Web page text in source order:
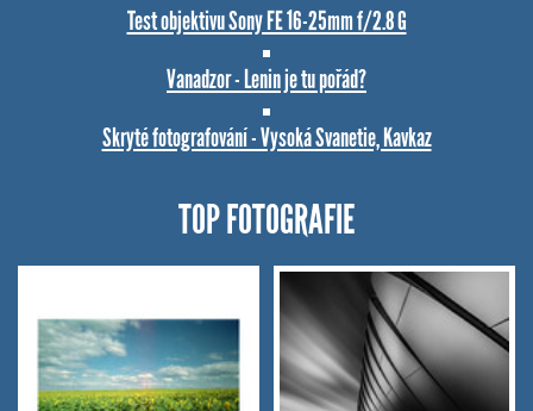
Test objektivu Sony FE 16-25mm f/2.8 G
Vanadzor - Lenin je tu pořád?
Skryté fotografování - Vysoká Svanetie, Kavkaz
TOP FOTOGRAFIE